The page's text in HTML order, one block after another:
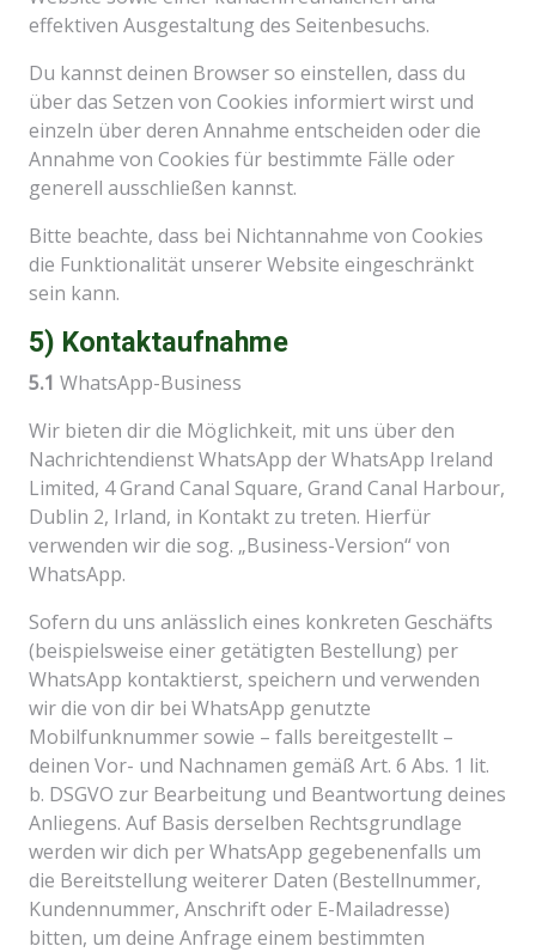
effektiven Ausgestaltung des Seitenbesuchs.
Du kannst deinen Browser so einstellen, dass du
über das Setzen von Cookies informiert wirst und
einzeln über deren Annahme entscheiden oder die
Annahme von Cookies für bestimmte Fälle oder
generell ausschließen kannst.
Bitte beachte, dass bei Nichtannahme von Cookies
die Funktionalität unserer Website eingeschränkt
sein kann.
5) Kontaktaufnahme
5.1 WhatsApp-Business
Wir bieten dir die Möglichkeit, mit uns über den
Nachrichtendienst WhatsApp der WhatsApp Ireland
Limited, 4 Grand Canal Square, Grand Canal Harbour,
Dublin 2, Irland, in Kontakt zu treten. Hierfür
verwenden wir die sog. „Business-Version“ von
WhatsApp.
Sofern du uns anlässlich eines konkreten Geschäfts
(beispielsweise einer getätigten Bestellung) per
WhatsApp kontaktierst, speichern und verwenden
wir die von dir bei WhatsApp genutzte
Mobilfunknummer sowie – falls bereitgestellt –
deinen Vor- und Nachnamen gemäß Art. 6 Abs. 1 lit.
b. DSGVO zur Bearbeitung und Beantwortung deines
Anliegens. Auf Basis derselben Rechtsgrundlage
werden wir dich per WhatsApp gegebenenfalls um
die Bereitstellung weiterer Daten (Bestellnummer,
Kundennummer, Anschrift oder E-Mailadresse)
bitten, um deine Anfrage einem bestimmten